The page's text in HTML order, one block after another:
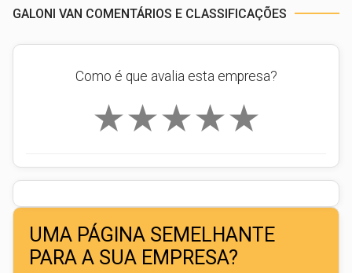
GALONI VAN COMENTÁRIOS E CLASSIFICAÇÕES
Como é que avalia esta empresa?
★
★
★
★
★
UMA PÁGINA SEMELHANTE
PARA A SUA EMPRESA?